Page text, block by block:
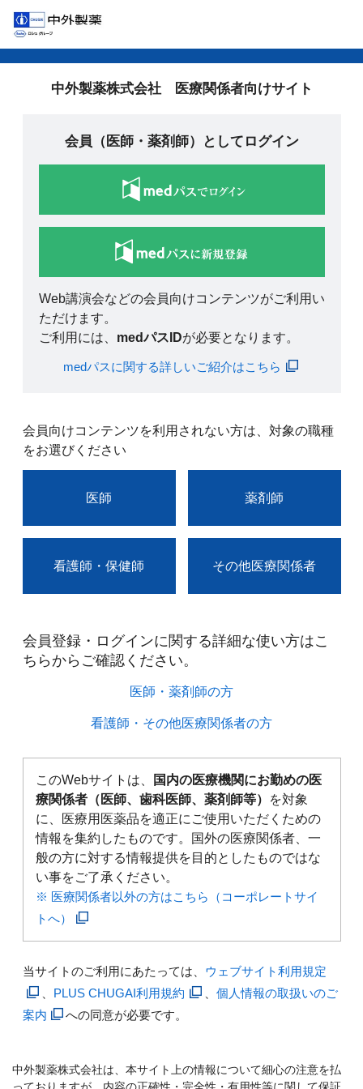
中外製薬株式会社 医療関係者向けサイト
会員（医師・薬剤師）としてログイン
Web講演会などの会員向けコンテンツがご利用い
ただけます。
ご利用には、 medパスIDが必要となります。
medパスに関する詳しいご紹介はこちら
会員向けコンテンツを利用されない方は、対象の職種
をお選びください
医師 薬剤師
看護師・保健師 その他医療関係者
会員登録・ログインに関する詳細な使い方はこ
ちらからご確認ください。​
医師・薬剤師の方​
看護師・その他医療関係者の方​
このWebサイトは、
国内の医療機関にお勤めの医
療関係者（医師、歯科医師、薬剤師等）
を対象
に、医療用医薬品を適正にご使用いただくための
情報を集約したものです。国外の医療関係者、一
般の方に対する情報提供を目的としたものではな
い事をご了承ください。
※ 医療関係者以外の方はこちら（コーポレートサイ
トへ）
当サイトのご利用にあたっては、 ウェブサイト利用規定
PLUS CHUGAI利用規約
個人情報の取扱いのご
案内
への同意が必要です。
中外製薬株式会社は、本サイト上の情報について細心の注意を払
っておりますが、内容の正確性・完全性・有用性等に関して保証